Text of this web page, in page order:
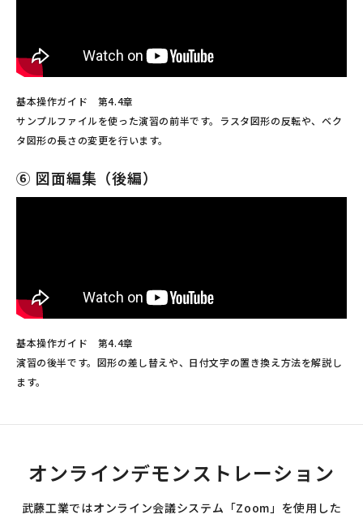
基本操作ガイド 第4.4章
サンプルファイルを使った演習の前半です。ラスタ図形の反転や、ベク
タ図形の長さの変更を行います。
⑥ 図面編集（後編）
基本操作ガイド 第4.4章
演習の後半です。図形の差し替えや、日付文字の置き換え方法を解説し
ます。
オンラインデモンストレーション
武藤工業ではオンライン会議システム「Zoom」を使用した